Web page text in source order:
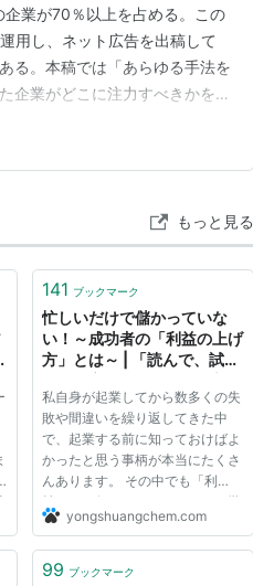
業が70％以上を占める。この
用し、ネット広告を出稿して
る。本稿では「あらゆる手法を
企業がどこに注力すべきかを検
SEO対策、Instagram運用、
もっと見る
141 ブックマーク
忙しいだけで儲かっていな
い！～成功者の「利益の上げ
方」とは～ | 「読んで、試し
集客情報発信中！ネット・ホ
ームページ・webを活用し
たネット集客からリアル店舗
集客まで幅広く集客方法を解
説しています。
私自身が起業してから数多くの失
敗や間違いを繰り返してきた中
で、起業する前に知っておけばよ
かったと思う事柄が本当にたくさ
んあります。 その中でも「利
益」とは何かについてきちんと学
んでおけばよかったと強く思いま
まく利益が生み出せていない経営
yongshuangchem.com
99 ブックマーク